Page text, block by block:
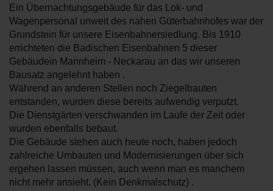
Ein Übernachtungsgebäude für das Lok- und
Wagenpersonal unweit des nahen Güterbahnhofes war der
Grundstein für unsere Eisenbahnersiedlung. Bis 1910
errichteten die Badischen Eisenbahnen 5 dieser
Gebäudein Mannheim - Neckarau an das wir unseren
Bausatz angelehnt haben .
Während an anderen Stellen noch Ziegelbauten
entstanden, wurden diese bereits aufwendig verputzt.
Die Dienstgärten verschwanden im Laufe der Zeit oder
wurden ebenfalls bebaut.
Die Gebäude stehen auch heute noch, haben jedoch
zahlreiche Umbauten und Modernisierungen über sich
ergehen lassen müssen, auch wenn man es manchem
nicht mehr ansieht. (Kein Denkmalschutz) .